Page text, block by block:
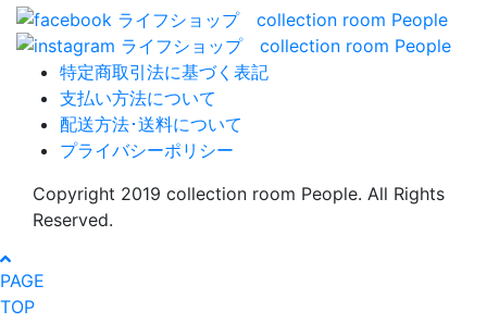
特定商取引法に基づく表記
支払い方法について
配送方法･送料について
プライバシーポリシー
Copyright 2019 collection room People. All Rights
Reserved.
PAGE
TOP